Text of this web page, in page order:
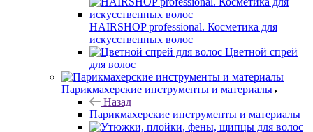
HAIRSHOP professional. Косметика для
искусственных волос
Цветной спрей
для волос
Парикмахерские инструменты и материалы
Назад
Парикмахерские инструменты и материалы